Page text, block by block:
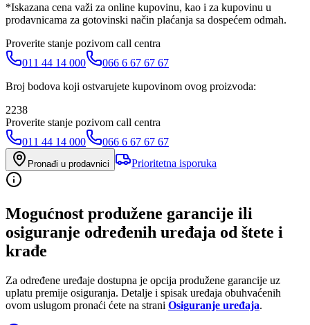
*Iskazana cena važi za online kupovinu, kao i za kupovinu u
prodavnicama za gotovinski način plaćanja sa dospećem odmah.
Proverite stanje pozivom call centra
011 44 14 000
066 6 67 67 67
Broj bodova koji ostvarujete kupovinom ovog proizvoda:
2238
Proverite stanje pozivom call centra
011 44 14 000
066 6 67 67 67
Pronađi u prodavnici Prioritetna isporuka
Mogućnost produžene garancije ili
osiguranje određenih uređaja od štete i
krađe
Za određene uređaje dostupna je opcija produžene garancije uz
uplatu premije osiguranja. Detalje i spisak uređaja obuhvaćenih
ovom uslugom pronaći ćete na strani Osiguranje uređaja.